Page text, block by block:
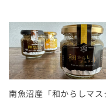
南魚沼産「和からしマス